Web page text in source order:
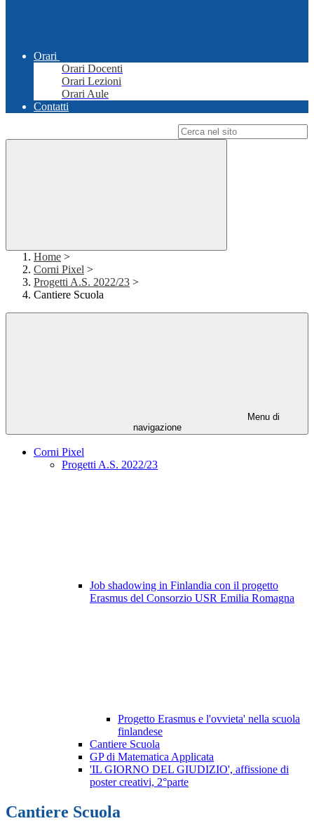
Orari
Orari Docenti
Orari Lezioni
Orari Aule
Contatti
Home >
Corni Pixel >
Progetti A.S. 2022/23 >
Cantiere Scuola
Menu di
navigazione
Corni Pixel
Progetti A.S. 2022/23
Job shadowing in Finlandia con il progetto
Erasmus del Consorzio USR Emilia Romagna
Progetto Erasmus e l'ovvieta' nella scuola
finlandese
Cantiere Scuola
GP di Matematica Applicata
'IL GIORNO DEL GIUDIZIO', affissione di
poster creativi, 2°parte
Cantiere Scuola